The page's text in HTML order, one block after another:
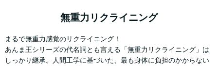
無重力リクライニング
まるで無重力感覚のリクライニング！
あんま王シリーズの代名詞とも言える「無重力リクライニング」は
しっかり継承。人間工学に基づいた、最も身体に負担のかからない